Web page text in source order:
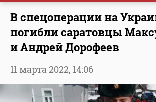
В спецоперации на
погибли саратовцы
и Андрей Дорофеев
11 марта 2022, 14:06